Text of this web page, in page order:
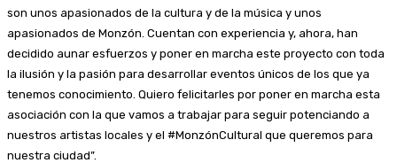
son unos apasionados de la cultura y de la música y unos
apasionados de Monzón. Cuentan con experiencia y, ahora, han
decidido aunar esfuerzos y poner en marcha este proyecto con toda
la ilusión y la pasión para desarrollar eventos únicos de los que ya
tenemos conocimiento. Quiero felicitarles por poner en marcha esta
asociación con la que vamos a trabajar para seguir potenciando a
nuestros artistas locales y el #MonzónCultural que queremos para
nuestra ciudad”.